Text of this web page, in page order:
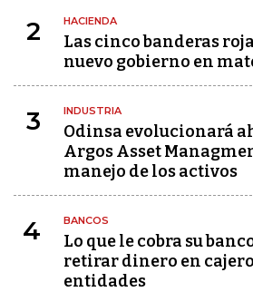
2 HACIENDA
Las cinco banderas
nuevo gobierno en
3 INDUSTRIA
Odinsa evolucionará
Argos Asset
manejo de los activos
4 BANCOS
Lo que le cobra su
retirar dinero en
entidades